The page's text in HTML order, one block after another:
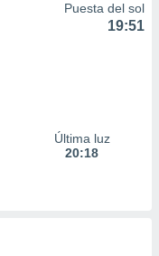
Puesta del sol
19:51
Última luz
20:18